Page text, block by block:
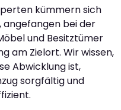
kümmern sich
bei der
und Besitztümer
am Zielort. Wir wissen,
Abwicklung ist,
sorgfältig und